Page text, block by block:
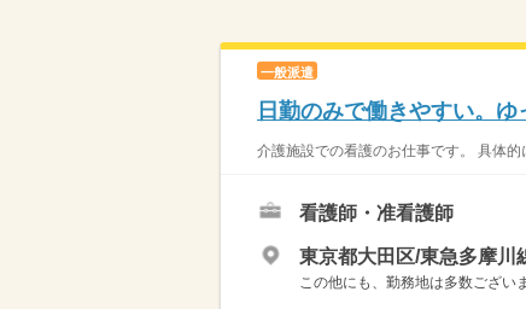
一般派遣
日勤のみで働きやすい。
介護施設での看護のお仕事です。 具体
看護師・准看護師
東京都大田区/東急多摩川
この他にも、勤務地は多数ござい